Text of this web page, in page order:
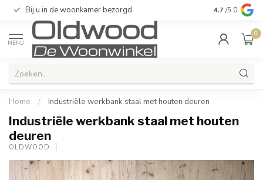
Bij u in de woonkamer bezorgd Kwaliteit &
4.7 /5.0
MENU
0
Home / Industriële werkbank staal met houten deuren
Industriële werkbank staal met houten
deuren
OLDWOOD